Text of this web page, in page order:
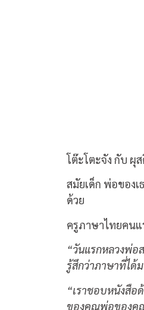
โต๊ะโตะจัง กับ ผุ
สมัยเด็ก พ่อของ
ด้วย
ครูภาษาไทยคนแ
“วันแรกหลวงพ่อ
รู้สึกว่าภาษาที่ได้
“เราชอบหนังสือ
ของคุณพ่อของคุ